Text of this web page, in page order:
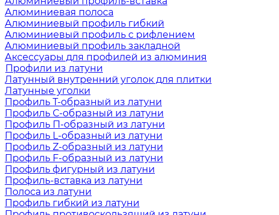
Алюминиевая полоса
Алюминиевый профиль гибкий
Алюминиевый профиль с рифлением
Алюминиевый профиль закладной
Аксессуары для профилей из алюминия
Профили из латуни
Латунный внутренний уголок для плитки
Латунные уголки
Профиль Т-образный из латуни
Профиль С-образный из латуни
Профиль П-образный из латуни
Профиль L-образный из латуни
Профиль Z-образный из латуни
Профиль F-образный из латуни
Профиль фигурный из латуни
Профиль-вставка из латуни
Полоса из латуни
Профиль гибкий из латуни